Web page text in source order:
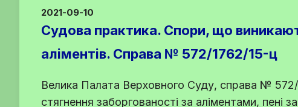
2021-09-10
Судова практика. Спори, що
аліментів. Справа № 572/1762/15-ц
Велика Палата Верховного Суду, справа № 572/
стягнення заборгованості за аліментами, пені